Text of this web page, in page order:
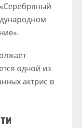
одной из
актрис в